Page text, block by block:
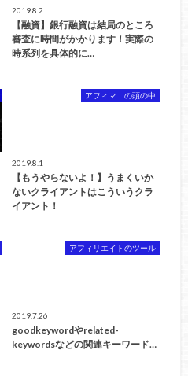
2019.8.2
【融資】銀行融資は結局のところ
審査に時間がかかります！実際の
時系列を具体的に…
アフィマニの頭の中
2019.8.1
【もうやらないよ！】うまくいか
ないクライアントはこういうクラ
イアント！
アフィリエイトのツール
2019.7.26
goodkeywordやrelated-
keywordsなどの関連キーワード…